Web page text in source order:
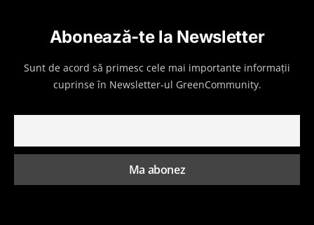
Abonează-te la Newsletter
Sunt de acord să primesc cele mai importante informații
cuprinse în Newsletter-ul GreenCommunity.